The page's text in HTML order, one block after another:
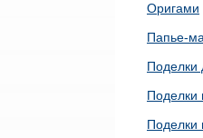
Оригами
Папье-
Поделки
Поделки
Поделки